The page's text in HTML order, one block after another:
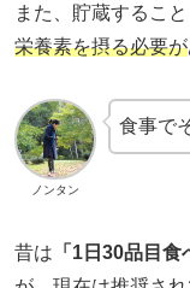
また、貯蔵するこ
栄養素を摂る必要が
ノンタン
食事で
昔は 「1日30品目食